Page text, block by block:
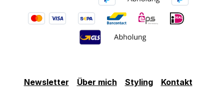
Newsletter Über mich Styling Kontakt